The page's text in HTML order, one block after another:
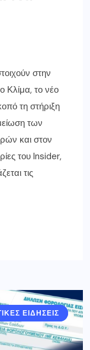
στην
Κλίμα, το νέο
τη στήριξη
των
και στον
του Insider,
τις
ΕΛΛΑΔΑ
ΕΙΔΉΣΕΙΣ